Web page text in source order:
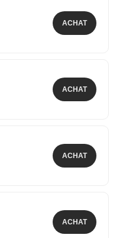
ACHAT
ACHAT
ACHAT
ACHAT